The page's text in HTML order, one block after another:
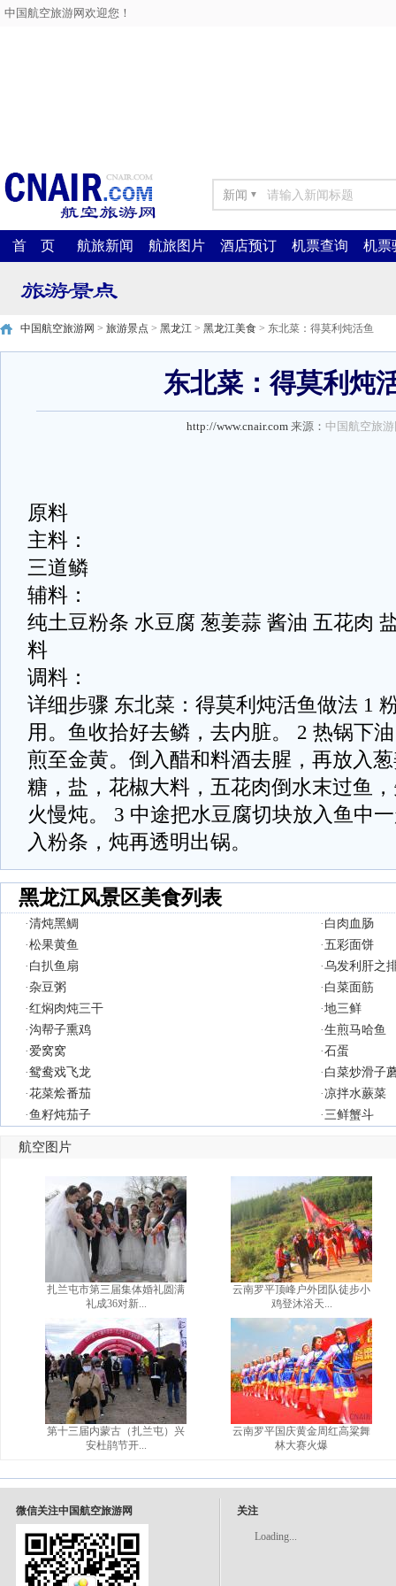
中国航空旅游网欢迎您！
新闻 ▼
首 页 航旅新闻 航旅图片 酒店预订 机票查询 机票
中国航空旅游网 > 旅游景点 > 黑龙江 > 黑龙江美食 > 东北菜：得莫利炖活鱼
东北菜：得莫利炖
http://www.cnair.com 来源： 中国航空旅
原料
主料：
三道鳞
辅料：
纯土豆粉条 水豆腐 葱姜蒜 酱油 五花肉
料
调料：
详细步骤 东北菜：得莫利炖活鱼做法 1
用。鱼收拾好去鳞，去内脏。 2 热锅下
煎至金黄。倒入醋和料酒去腥，再放入
糖，盐，花椒大料，五花肉倒水末过鱼
火慢炖。 3 中途把水豆腐切块放入鱼中
入粉条，炖再透明出锅。
黑龙江风景区美食列表
·清炖黑鲷 · 白肉血肠
·松果黄鱼 ·五彩面饼
· 白扒鱼扇 ·乌发利肝之
·杂豆粥 · 白菜面筋
·红焖肉炖三干 ·地三鲜
·沟帮子熏鸡 ·生煎马哈鱼
·爱窝窝 ·石蛋
·鸳鸯戏飞龙 · 白菜炒滑子
·花菜烩番茄 ·凉拌水蕨菜
·鱼籽炖茄子 ·三鲜蟹斗
航空图片
扎兰屯市第三届集体婚礼圆满
礼成36对新...
第十三届内蒙古（扎兰屯）兴
安杜鹃节开...
云南罗平顶峰户外团队徒步小
鸡登沐浴天...
云南罗平国庆黄金周红高粱舞
林大赛火爆
微信关注中国航空旅游网 关注
Loading...